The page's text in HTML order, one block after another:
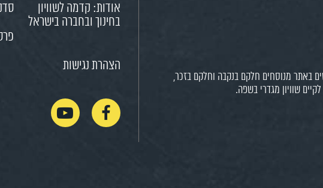
באתר מנוסחים חלקם בנקבה וחלקם בזכר,
שוויון מגדרי בשפה.
אודות: קדמה לשוויון
בחינוך ובחברה בישראל
הצהרת נגישות